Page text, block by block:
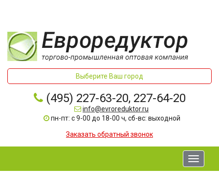
Выберите Ваш город
(495) 227-63-20, 227-64-20
info@evroreduktor.ru
пн-пт: с 9-00 до 18-00 ч, сб-вс: выходной
Заказать обратный звонок
Toggle